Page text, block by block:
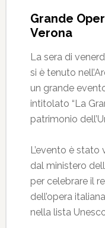
Grande
Verona
La sera di
si è tenuto
un grande
intitolato “La
patrimonio
L’evento è stato
dal ministero
per celebrare il
dell’opera italiana
nella lista